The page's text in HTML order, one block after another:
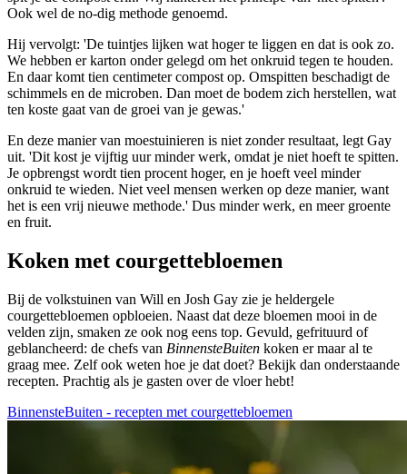
Ook wel de no-dig methode genoemd.
Hij vervolgt: 'De tuintjes lijken wat hoger te liggen en dat is ook zo.
We hebben er karton onder gelegd om het onkruid tegen te houden.
En daar komt tien centimeter compost op. Omspitten beschadigt de
schimmels en de microben. Dan moet de bodem zich herstellen, wat
ten koste gaat van de groei van je gewas.'
En deze manier van moestuinieren is niet zonder resultaat, legt Gay
uit. 'Dit kost je vijftig uur minder werk, omdat je niet hoeft te spitten.
Je opbrengst wordt tien procent hoger, en je hoeft veel minder
onkruid te wieden. Niet veel mensen werken op deze manier, want
het is een vrij nieuwe methode.' Dus minder werk, en meer groente
en fruit.
Koken met courgettebloemen
Bij de volkstuinen van Will en Josh Gay zie je heldergele
courgettebloemen opbloeien. Naast dat deze bloemen mooi in de
velden zijn, smaken ze ook nog eens top. Gevuld, gefrituurd of
geblancheerd: de chefs van BinnensteBuiten koken er maar al te
graag mee. Zelf ook weten hoe je dat doet? Bekijk dan onderstaande
recepten. Prachtig als je gasten over de vloer hebt!
BinnensteBuiten - recepten met courgettebloemen